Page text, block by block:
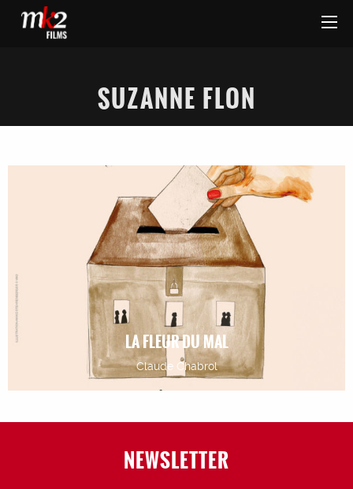
SUZANNE FLON
LA FLEUR DU MAL
Claude Chabrol
NEWSLETTER